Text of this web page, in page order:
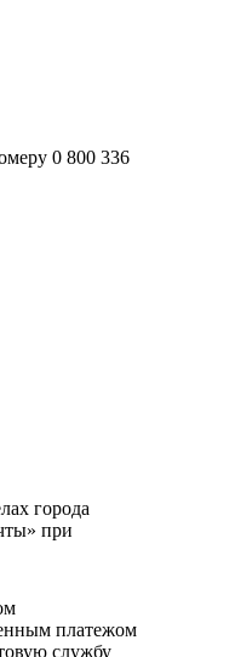
0 800 336
города
при
платежом
службу